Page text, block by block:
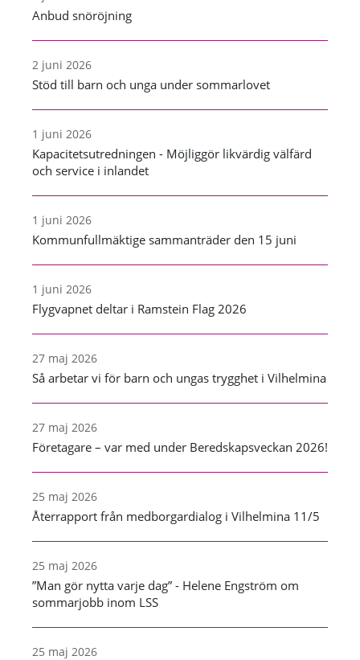
Anbud snöröjning
2 juni 2026
Stöd till barn och unga under sommarlovet
1 juni 2026
Kapacitetsutredningen - Möjliggör likvärdig välfärd
och service i inlandet
1 juni 2026
Kommunfullmäktige sammanträder den 15 juni
1 juni 2026
Flygvapnet deltar i Ramstein Flag 2026
27 maj 2026
Så arbetar vi för barn och ungas trygghet i Vilhelmina
27 maj 2026
Företagare – var med under Beredskapsveckan 2026!
25 maj 2026
Återrapport från medborgardialog i Vilhelmina 11/5
25 maj 2026
”Man gör nytta varje dag” - Helene Engström om
sommarjobb inom LSS
25 maj 2026